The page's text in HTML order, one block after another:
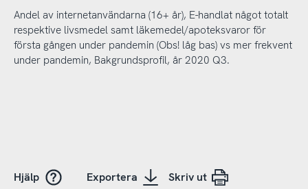
Andel av internetanvändarna (16+ år), E-handlat något totalt
respektive livsmedel samt läkemedel/apoteksvaror för
första gången under pandemin (Obs! låg bas) vs mer frekvent
under pandemin, Bakgrundsprofil, år 2020 Q3.
Hjälp Exportera Skriv ut